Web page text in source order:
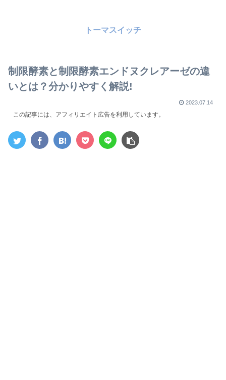
トーマスイッチ
制限酵素と制限酵素エンドヌクレアーゼの違
いとは？分かりやすく解説!
2023.07.14
この記事には、アフィリエイト広告を利用しています。